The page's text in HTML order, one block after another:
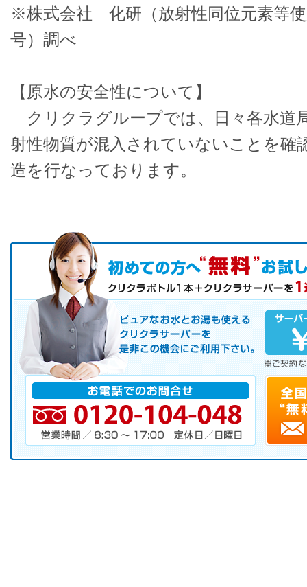
※株式会社 化研（放射性同位元素等使
号）調べ
【原水の安全性について】
クリクラグループでは、日々各水道
射性物質が混入されていないことを確
造を行なっております。
初めての方へ キャンペーン実施中！
お気軽にお申し込み下さい。
ピュアなお水とお湯も使えるクリクラサーバーを是非この機会にご
サーバレンタル
ご自宅まで配送
※ご契約なさらなくても結構です。
お電話でのお問合せ